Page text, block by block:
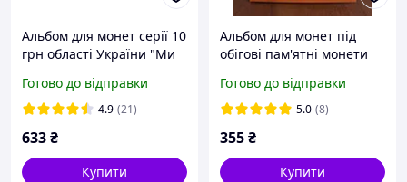
Альбом для монет серії 10
грн області України "Ми
якість друку 2026 рік
Готово до відправки
4.9 (21)
633₴
Купити
Альбом для монет під
обігові пам'ятні монети
разом Українська
держава під 27 монет із
Готово до відправки
5.0 (8)
355₴
Купити